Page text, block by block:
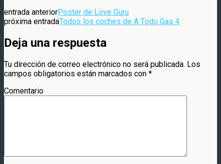
entrada anteriorPoster de Love Guru
próxima entradaTodos los coches de A Todo Gas 4
Deja una respuesta
Tu dirección de correo electrónico no será publicada. Los
campos obligatorios están marcados con *
Comentario